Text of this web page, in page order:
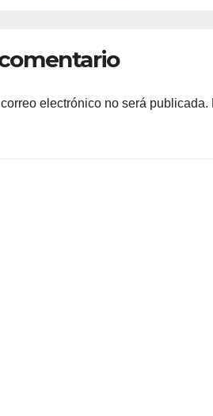
electrónico no será publicada.